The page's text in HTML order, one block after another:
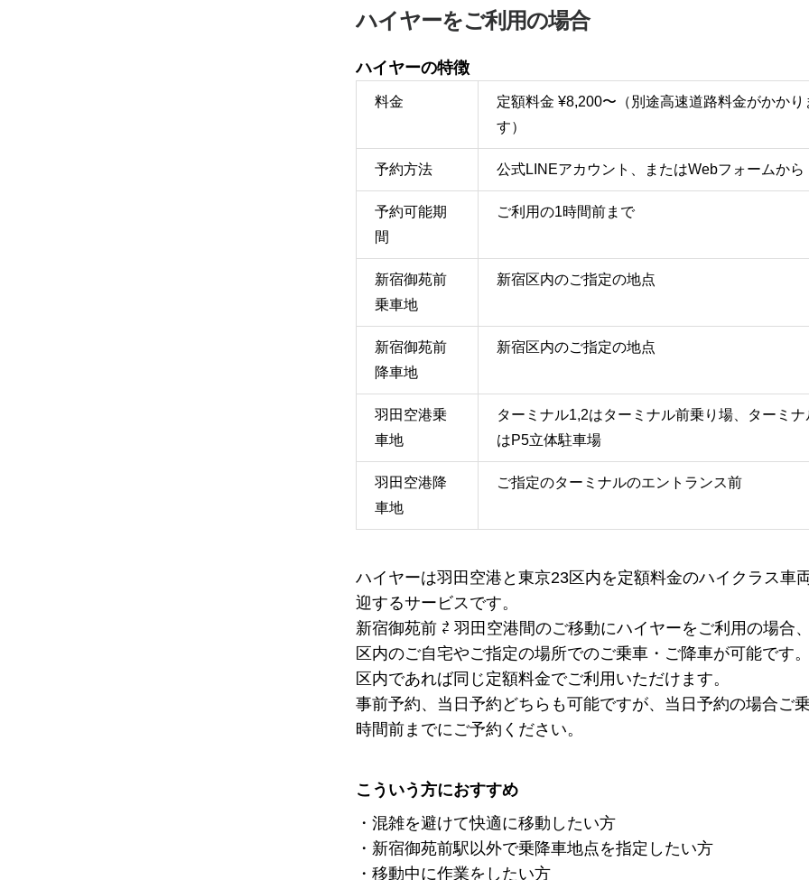
ハイヤーをご利用の場合
ハイヤーの特徴
料金
定額料金 ¥8,200〜（別途高速道路料金がかかり
す）
予約方法 公式LINEアカウント、またはWebフォームから
予約可能期
間
ご利用の1時間前まで
新宿御苑前
乗車地
新宿区内のご指定の地点
新宿御苑前
降車地
新宿区内のご指定の地点
羽田空港乗
車地
ターミナル1,2はターミナル前乗り場、ターミナ
はP5立体駐車場
羽田空港降
車地
ご指定のターミナルのエントランス前
ハイヤーは羽田空港と東京23区内を定額料金のハイクラス車
迎するサービスです。
新宿御苑前 ⇄ 羽田空港間のご移動にハイヤーをご利用の場合
区内のご自宅やご指定の場所でのご乗車・ご降車が可能です
区内であれば同じ定額料金でご利用いただけます。
事前予約、当日予約どちらも可能ですが、当日予約の場合ご
時間前までにご予約ください。
こういう方におすすめ
・混雑を避けて快適に移動したい方
・新宿御苑前駅以外で乗降車地点を指定したい方
・移動中に作業をしたい方